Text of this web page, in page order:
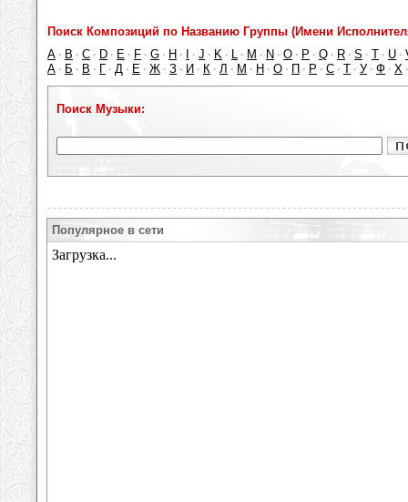
Поиск Композиций по Названию Группы (Имени
A · B · C · D · E · F · G · H · · J · K · L · M · N · O · P · Q · R · S · T · U ·
А · Б · В · Г · Д · Е · Ж · З · И · К · Л · М · Н · О · П · Р · С · Т · У · Ф · Х
Поиск Музыки:
Популярное в сети